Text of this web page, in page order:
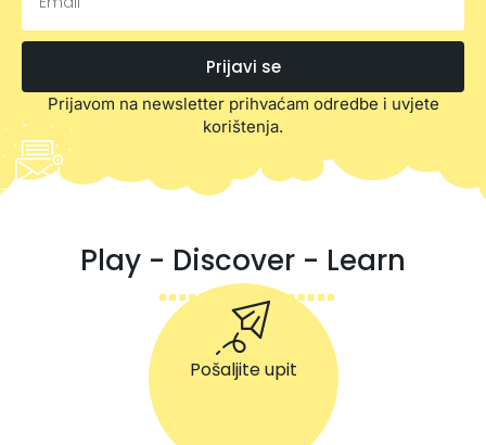
Prijavi se
Prijavom na newsletter prihvaćam odredbe i uvjete
korištenja.
Play - Discover - Learn
Pošaljite upit